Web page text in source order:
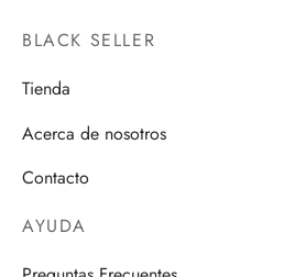
BLACK SELLER
Tienda
Acerca de nosotros
Contacto
AYUDA